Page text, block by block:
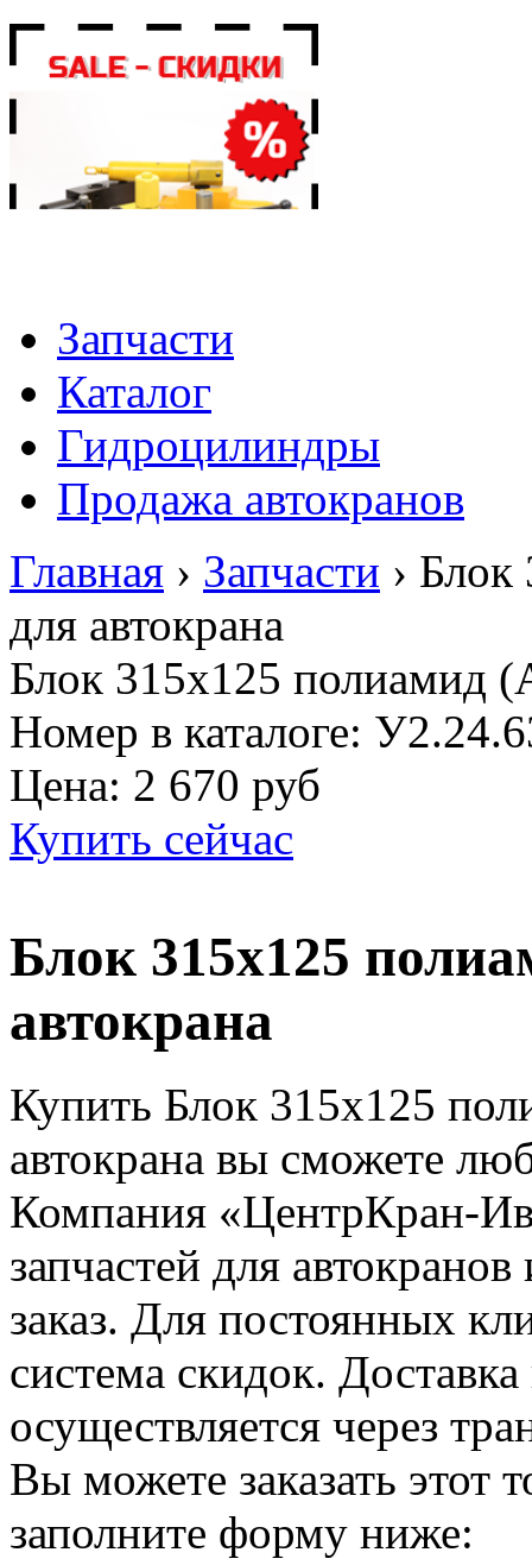
Запчасти
Каталог
Гидроцилиндры
Продажа автокранов
Главная › Запчасти › Блок
для автокрана
Блок 315х125 полиамид
Номер в каталоге:
Цена: 2 670 руб
Купить сейчас
Блок 315х125
автокрана
Купить Блок 315х125
автокрана вы сможете
Компания «ЦентрКран-
запчастей для
заказ. Для постоянных
система скидок.
осуществляется через
Вы можете заказать этот
заполните форму ниже: